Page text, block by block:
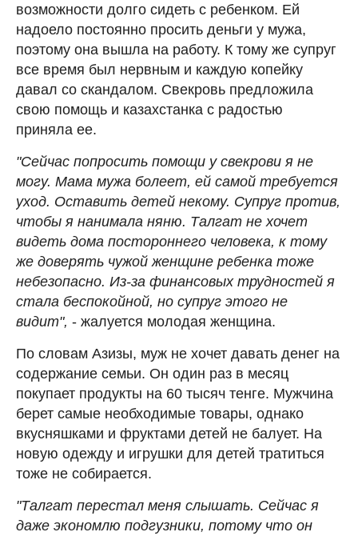
возможности долго сидеть с ребенком. Ей
надоело постоянно просить деньги у мужа,
поэтому она вышла на работу. К тому же супруг
все время был нервным и каждую копейку
давал со скандалом. Свекровь предложила
свою помощь и казахстанка с радостью
приняла ее.
"Сейчас попросить помощи у свекрови я не
могу. Мама мужа болеет, ей самой требуется
уход. Оставить детей некому. Супруг против,
чтобы я нанимала няню. Талгат не хочет
видеть дома постороннего человека, к тому
же доверять чужой женщине ребенка тоже
небезопасно. Из-за финансовых трудностей я
стала беспокойной, но супруг этого не
видит", - жалуется молодая женщина.
По словам Азизы, муж не хочет давать денег на
содержание семьи. Он один раз в месяц
покупает продукты на 60 тысяч тенге. Мужчина
берет самые необходимые товары, однако
вкусняшками и фруктами детей не балует. На
новую одежду и игрушки для детей тратиться
тоже не собирается.
"Талгат перестал меня слышать. Сейчас я
даже экономлю подгузники, потому что он